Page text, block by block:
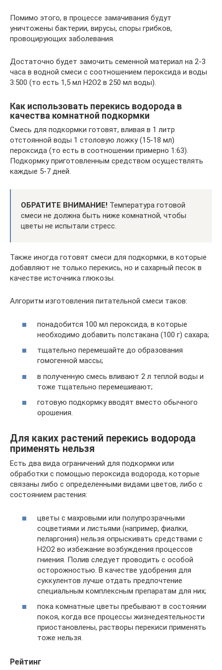
Помимо этого, в процессе замачивания будут
уничтожены бактерии, вирусы, споры грибков,
провоцирующих заболевания.
Достаточно будет замочить семенной материал на 2-3
часа в водной смеси с соотношением пероксида и воды
3:500 (то есть 1,5 мл H2O2 в 250 мл воды).
Как использовать перекись водорода в
качества комнатной подкормки
Смесь для подкормки готовят, вливая в 1 литр
отстоянной воды 1 столовую ложку (15-18 мл)
пероксида (то есть в соотношении примерно 1:63).
Подкормку приготовленным средством осуществлять
каждые 5-7 дней.
ОБРАТИТЕ ВНИМАНИЕ! Температура готовой
смеси не должна быть ниже комнатной, чтобы
цветы не испытали стресс.
Также иногда готовят смеси для подкормки, в которые
добавляют не только перекись, но и сахарный песок в
качестве источника глюкозы.
Алгоритм изготовления питательной смеси таков:
понадобится 100 мл пероксида, в которые
необходимо добавить полстакана (100 г) сахара;
тщательно перемешайте до образования
гомогенной массы;
в полученную смесь вливают 2 л теплой воды и
тоже тщательно перемешивают;
готовую подкормку вводят вместо обычного
орошения.
Для каких растений перекись водорода
применять нельзя
Есть два вида ограничений для подкормки или
обработки с помощью пероксида водорода, которые
связаны либо с определенными видами цветов, либо с
состоянием растения:
цветы с махровыми или полупрозрачными
соцветиями и листьями (например, фиалки,
пеларгония) нельзя опрыскивать средствами с
H2O2 во избежание возбуждения процессов
гниения. Полив следует проводить с особой
осторожностью. В качестве удобрения для
суккулентов лучше отдать предпочтение
специальным комплексным препаратам для них;
пока комнатные цветы пребывают в состоянии
покоя, когда все процессы жизнедеятельности
приостановлены, растворы перекиси применять
тоже нельзя.
Рейтинг